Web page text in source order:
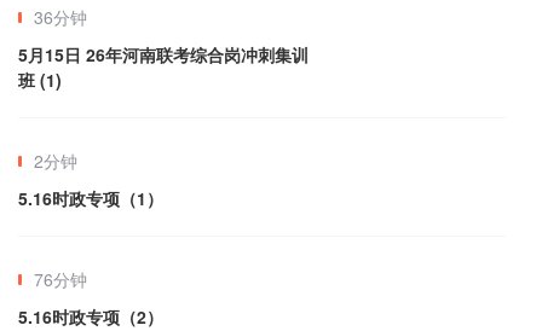
36分钟
5月15日 26年河南联考综合岗冲刺集训
班 (1)
2分钟
5.16时政专项（1）
76分钟
5.16时政专项（2）